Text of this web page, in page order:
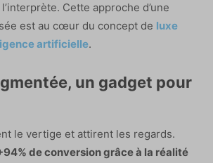
Cette approche d’une
est au cœur du concept de luxe
artificielle.
un gadget pour
le vertige et attirent les regards.
de conversion grâce à la réalité